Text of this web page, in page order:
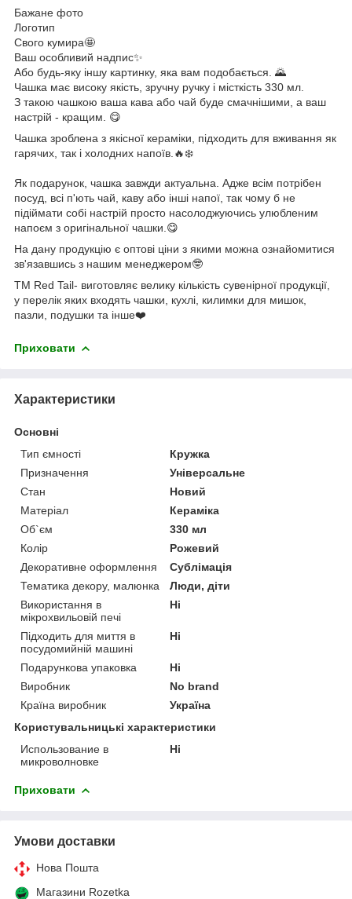
Бажане фото
Логотип
Свого кумира🤩
Ваш особливий надпис✨
Або будь-яку іншу картинку, яка вам подобається. 🌄
Чашка має високу якість, зручну ручку і місткість 330 мл.
З такою чашкою ваша кава або чай буде смачнішими, а ваш
настрій - кращим. 😋
Чашка зроблена з якісної кераміки, підходить для вживання як
гарячих, так і холодних напоїв.🔥❄️
Як подарунок, чашка завжди актуальна. Адже всім потрібен
посуд, всі п'ють чай, каву або інші напої, так чому б не
підіймати собі настрій просто насолоджуючись улюбленим
напоєм з оригінальної чашки.😋
На дану продукцію є оптові ціни з якими можна ознайомитися
зв'язавшись з нашим менеджером🤓
ТМ Red Tail- виготовляє велику кількість сувенірної продукції,
у перелік яких входять чашки, кухлі, килимки для мишок,
пазли, подушки та інше❤️
Приховати
Характеристики
Основні
Тип ємності
Кружка
Призначення
Універсальне
Стан
Новий
Матеріал
Кераміка
Об`єм
330 мл
Колір
Рожевий
Декоративне оформлення
Сублімація
Тематика декору, малюнка
Люди, діти
Використання в
мікрохвильовій печі
Ні
Підходить для миття в
посудомийній машині
Ні
Подарункова упаковка
Ні
Виробник
No brand
Країна виробник
Україна
Користувальницькі характеристики
Использование в
микроволновке
Ні
Приховати
Умови доставки
Нова Пошта
Магазини Rozetka